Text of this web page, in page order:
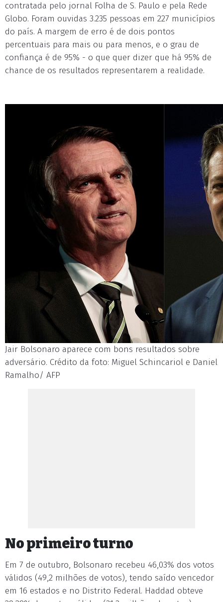
contratada pelo jornal Folha de S. Paulo e pela Rede
Globo. Foram ouvidas 3.235 pessoas em 227 municípios
do país. A margem de erro é de dois pontos
percentuais para mais ou para menos, e o grau de
confiança é de 95% - o que quer dizer que há 95% de
chance de os resultados representarem a realidade.
Jair Bolsonaro aparece com bons resultados sobre
adversário. Crédito da foto: Miguel Schincariol e Daniel
Ramalho/ AFP
No primeiro turno
Em 7 de outubro, Bolsonaro recebeu 46,03% dos votos
válidos (49,2 milhões de votos), tendo saído vencedor
em 16 estados e no Distrito Federal. Haddad obteve